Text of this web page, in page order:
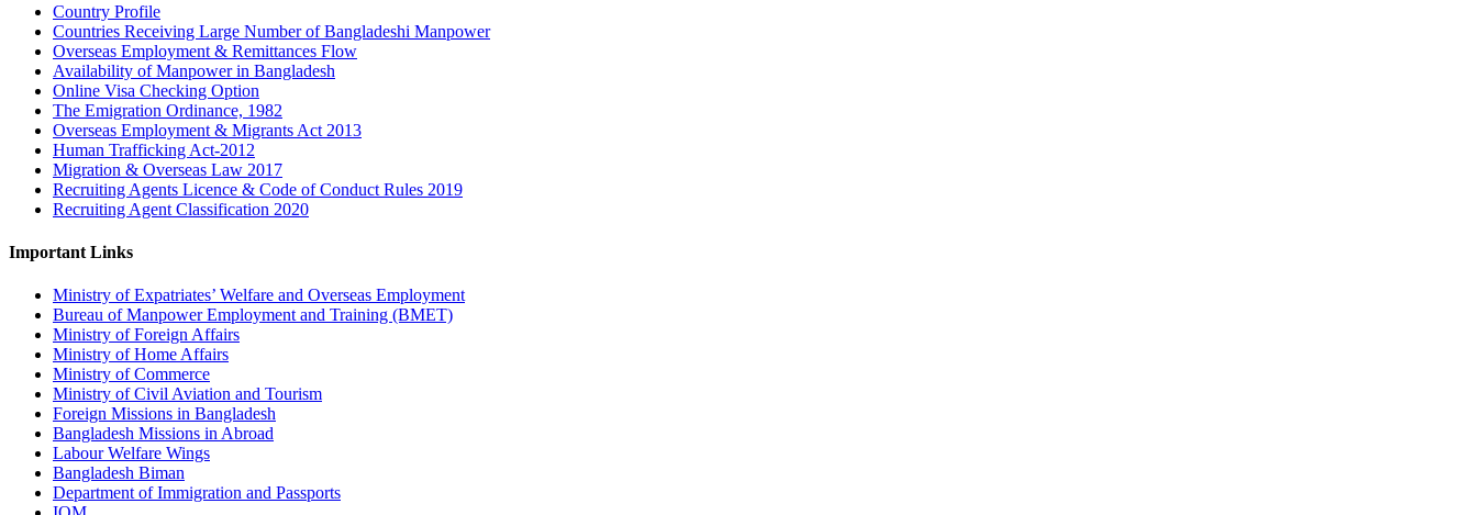
Country Profile
Countries Receiving Large Number of Bangladeshi Manpower
Overseas Employment & Remittances Flow
Availability of Manpower in Bangladesh
Online Visa Checking Option
The Emigration Ordinance, 1982
Overseas Employment & Migrants Act 2013
Human Trafficking Act-2012
Migration & Overseas Law 2017
Recruiting Agents Licence & Code of Conduct Rules 2019
Recruiting Agent Classification 2020
Important Links
Ministry of Expatriates’ Welfare and Overseas Employment
Bureau of Manpower Employment and Training (BMET)
Ministry of Foreign Affairs
Ministry of Home Affairs
Ministry of Commerce
Ministry of Civil Aviation and Tourism
Foreign Missions in Bangladesh
Bangladesh Missions in Abroad
Labour Welfare Wings
Bangladesh Biman
Department of Immigration and Passports